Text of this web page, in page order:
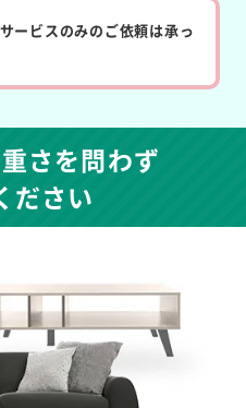
ービスのみのご依頼は承っ
さを問わず
ださい